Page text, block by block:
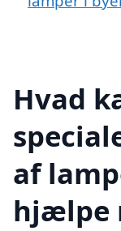
Hvad
af
hjælpe